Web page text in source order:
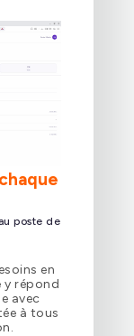
poste de
en
y répond
avec
à tous